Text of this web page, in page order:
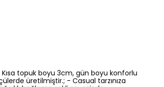
topuk boyu 3cm, gün boyu konforlu
üretilmiştir.; - Casual tarzınıza